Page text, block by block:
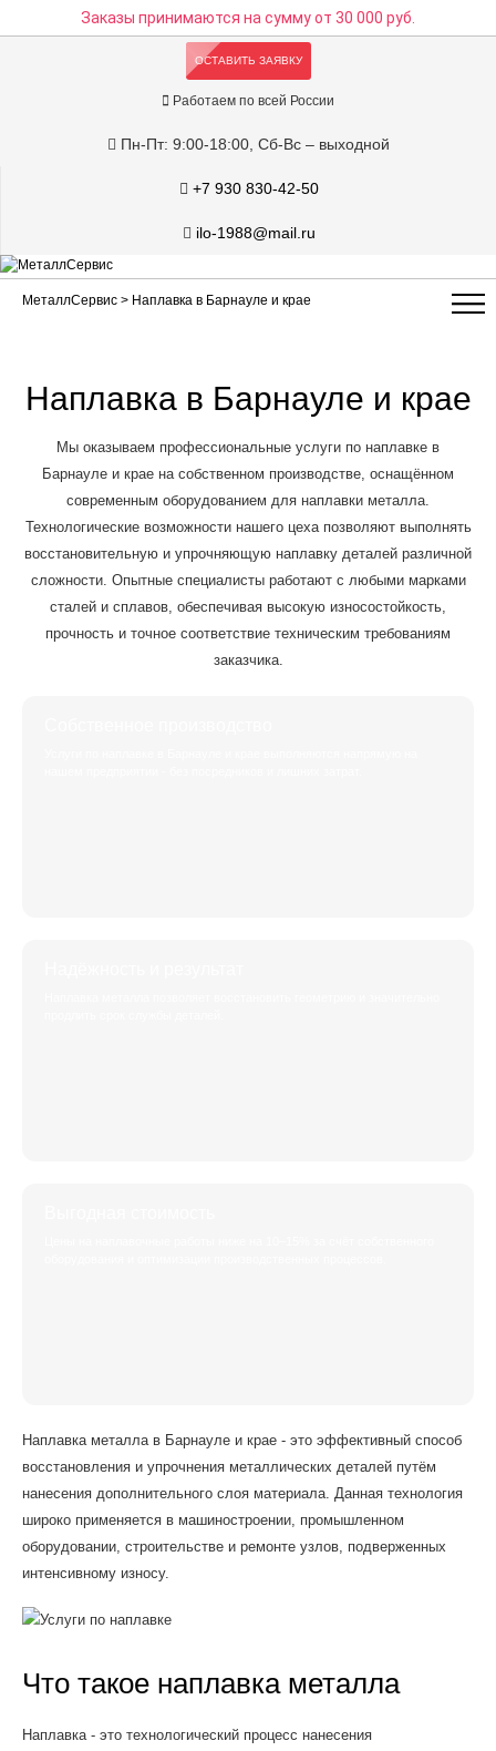
Заказы принимаются на суммуот 30 000 руб.
ОСТАВИТЬ ЗАЯВКУ
Работаем по всей России
Пн-Пт: 9:00-18:00, Сб-Вс – выходной
+7 930 830-42-50
ilo-1988@mail.ru
МеталлСервис > Наплавка в Барнауле и крае
Наплавка в Барнауле и крае
Мы оказываем профессиональные услуги по наплавке в
Барнауле и крае на собственном производстве, оснащённом
современным оборудованием для наплавки металла.
Технологические возможности нашего цеха позволяют выполнять
восстановительную и упрочняющую наплавку деталей различной
сложности. Опытные специалисты работают с любыми марками
сталей и сплавов, обеспечивая высокую износостойкость,
прочность и точное соответствие техническим требованиям
заказчика.
Наплавка металла в Барнауле и крае - это эффективный способ
восстановления и упрочнения металлических деталей путём
нанесения дополнительного слоя материала. Данная технология
широко применяется в машиностроении, промышленном
оборудовании, строительстве и ремонте узлов, подверженных
интенсивному износу.
Что такое наплавка металла
Наплавка - это технологический процесс нанесения